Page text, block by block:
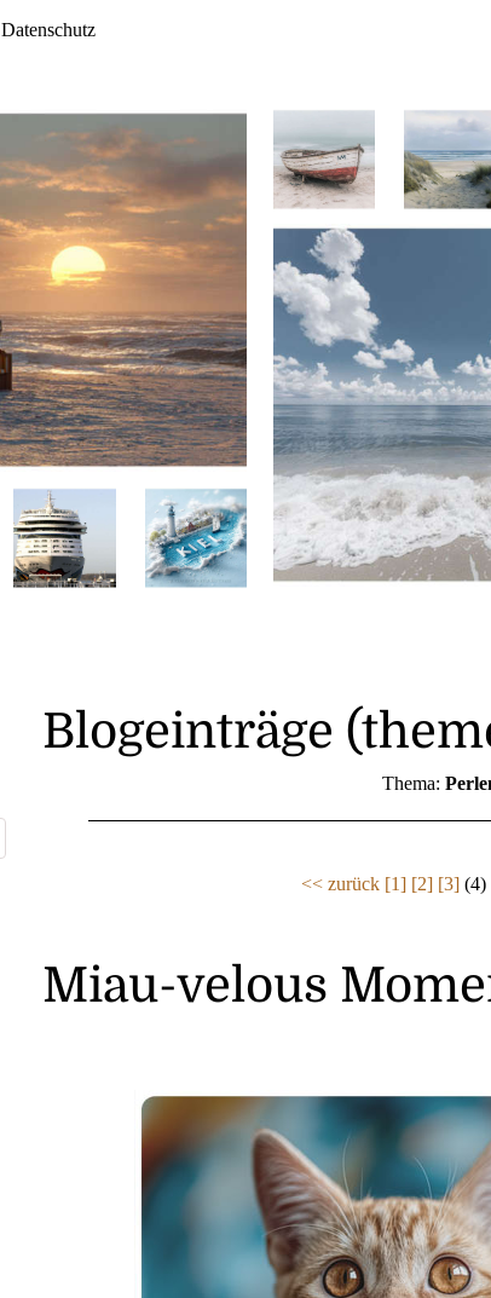
Datenschutz
Blogeinträge
Thema:
<< zurück [1] [2] [3] (4)
Miau-velous